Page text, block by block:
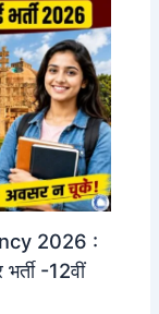
2026 :
-12वीं